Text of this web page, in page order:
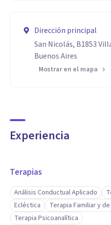
Dirección principal
San Nicolás, B1853
Buenos Aires
Mostrar en el mapa
Experiencia
Terapias
Análisis Conductual Aplicado
Ecléctica
Terapia Familiar y
Terapia Psicoanalítica